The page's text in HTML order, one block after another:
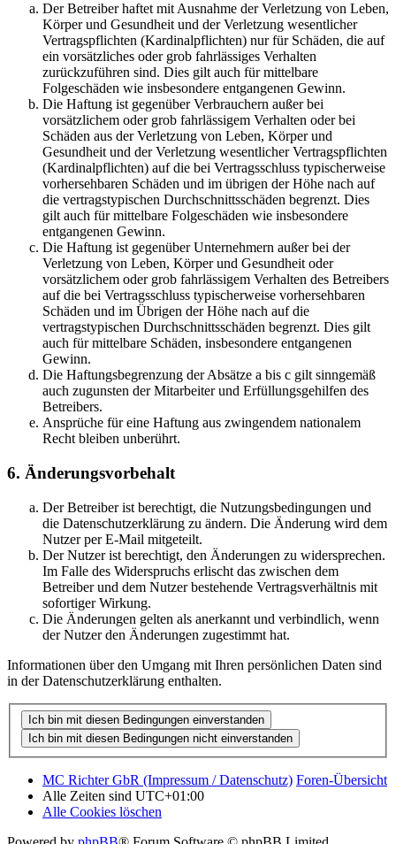
Der Betreiber haftet mit Ausnahme der Verletzung von Leben,
Körper und Gesundheit und der Verletzung wesentlicher
Vertragspflichten (Kardinalpflichten) nur für Schäden, die auf
ein vorsätzliches oder grob fahrlässiges Verhalten
zurückzuführen sind. Dies gilt auch für mittelbare
Folgeschäden wie insbesondere entgangenen Gewinn.
Die Haftung ist gegenüber Verbrauchern außer bei
vorsätzlichem oder grob fahrlässigem Verhalten oder bei
Schäden aus der Verletzung von Leben, Körper und
Gesundheit und der Verletzung wesentlicher Vertragspflichten
(Kardinalpflichten) auf die bei Vertragsschluss typischerweise
vorhersehbaren Schäden und im übrigen der Höhe nach auf
die vertragstypischen Durchschnittsschäden begrenzt. Dies
gilt auch für mittelbare Folgeschäden wie insbesondere
entgangenen Gewinn.
Die Haftung ist gegenüber Unternehmern außer bei der
Verletzung von Leben, Körper und Gesundheit oder
vorsätzlichem oder grob fahrlässigem Verhalten des Betreibers
auf die bei Vertragsschluss typischerweise vorhersehbaren
Schäden und im Übrigen der Höhe nach auf die
vertragstypischen Durchschnittsschäden begrenzt. Dies gilt
auch für mittelbare Schäden, insbesondere entgangenen
Gewinn.
Die Haftungsbegrenzung der Absätze a bis c gilt sinngemäß
auch zugunsten der Mitarbeiter und Erfüllungsgehilfen des
Betreibers.
Ansprüche für eine Haftung aus zwingendem nationalem
Recht bleiben unberührt.
6. Änderungsvorbehalt
Der Betreiber ist berechtigt, die Nutzungsbedingungen und
die Datenschutzerklärung zu ändern. Die Änderung wird dem
Nutzer per E-Mail mitgeteilt.
Der Nutzer ist berechtigt, den Änderungen zu widersprechen.
Im Falle des Widerspruchs erlischt das zwischen dem
Betreiber und dem Nutzer bestehende Vertragsverhältnis mit
sofortiger Wirkung.
Die Änderungen gelten als anerkannt und verbindlich, wenn
der Nutzer den Änderungen zugestimmt hat.
Informationen über den Umgang mit Ihren persönlichen Daten sind
in der Datenschutzerklärung enthalten.
MC Richter GbR (Impressum / Datenschutz) Foren-Übersicht
Alle Zeiten sind UTC+01:00
Alle Cookies löschen